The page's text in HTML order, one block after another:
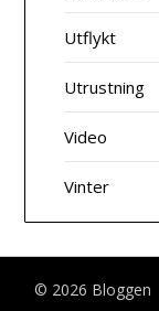
Utflykt
Utrustning
Video
Vinter
© 2026 Bloggen